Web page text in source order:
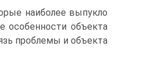
наиболее выпукло
объекта
проблемы и объекта